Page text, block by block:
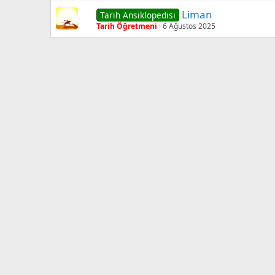
Tarih Ansiklopedisi Liman
Tarih Öğretmeni 6 Ağustos 2025